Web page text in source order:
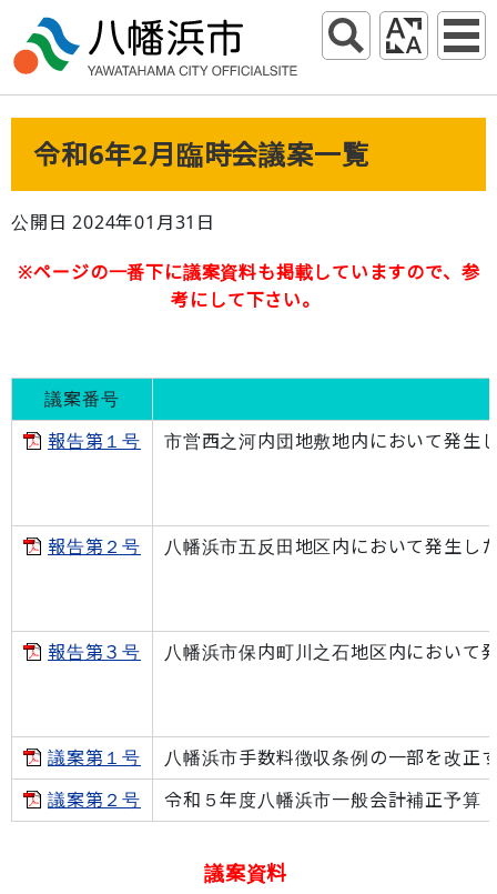
令和6年2月臨時会議案一覧
公開日 2024年01月31日
※ページの一番下に議案資料も掲載していますので、参
考にして下さい。
議案番号
報告第１号
市営西之河内団地敷地内において発生
報告第２号 八幡浜市五反田地区内において発生し
報告第３号 八幡浜市保内町川之石地区内において
議案第１号
八幡浜市手数料徴収条例の一部を改正
議案第２号
令和５年度八幡浜市一般会計補正予算
議案資料